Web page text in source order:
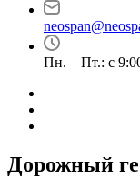
Пн. – Пт.: с
Дорожный